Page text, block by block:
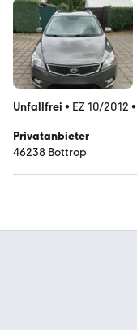
Unfallfrei • EZ 10/2012 •
Privatanbieter
46238 Bottrop